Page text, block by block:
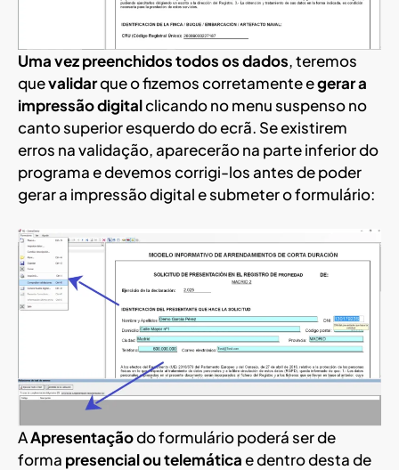
Uma vez preenchidos todos os dados, teremos
quevalidarque o fizemos corretamente egerar a
impressão digitalclicando no menu suspenso no
canto superior esquerdo do ecrã. Se existirem
erros na validação, aparecerão na parte inferior do
programa e devemos corrigi-los antes de poder
gerar a impressão digital e submeter o formulário:
AApresentaçãodo formulário poderá ser de
forma presencial ou telemáticae dentro desta de